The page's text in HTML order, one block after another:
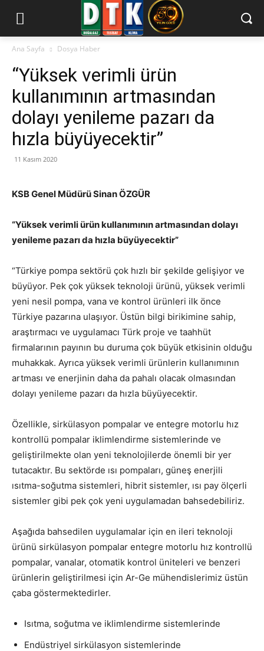
Ana Sayfa Dosya Haber
“Yüksek verimli ürün
kullanımının artmasından
dolayı yenileme pazarı da
hızla büyüyecektir”
11 Kasım 2020
KSB Genel Müdürü Sinan ÖZGÜR
“Yüksek verimli ürün kullanımının artmasından dolayı
yenileme pazarı da hızla büyüyecektir”
“Türkiye pompa sektörü çok hızlı bir şekilde gelişiyor ve
büyüyor. Pek çok yüksek teknoloji ürünü, yüksek verimli
yeni nesil pompa, vana ve kontrol ürünleri ilk önce
Türkiye pazarına ulaşıyor. Üstün bilgi birikimine sahip,
araştırmacı ve uygulamacı Türk proje ve taahhüt
firmalarının payının bu duruma çok büyük etkisinin olduğu
muhakkak. Ayrıca yüksek verimli ürünlerin kullanımının
artması ve enerjinin daha da pahalı olacak olmasından
dolayı yenileme pazarı da hızla büyüyecektir.
Özellikle, sirkülasyon pompalar ve entegre motorlu hız
kontrollü pompalar iklimlendirme sistemlerinde ve
geliştirilmekte olan yeni teknolojilerde önemli bir yer
tutacaktır. Bu sektörde ısı pompaları, güneş enerjili
ısıtma-soğutma sistemleri, hibrit sistemler, ısı pay ölçerli
sistemler gibi pek çok yeni uygulamadan bahsedebiliriz.
Aşağıda bahsedilen uygulamalar için en ileri teknoloji
ürünü sirkülasyon pompalar entegre motorlu hız kontrollü
pompalar, vanalar, otomatik kontrol üniteleri ve benzeri
ürünlerin geliştirilmesi için Ar-Ge mühendislerimiz üstün
çaba göstermektedirler.
Isıtma, soğutma ve iklimlendirme sistemlerinde
Endüstriyel sirkülasyon sistemlerinde